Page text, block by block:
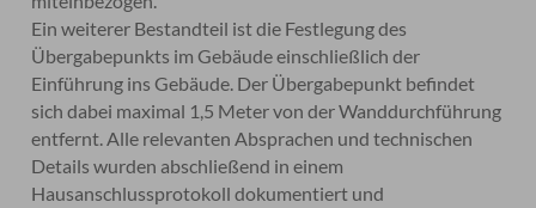
Ein weiterer Bestandteil ist die Festlegung des
Übergabepunkts im Gebäude einschließlich der
Einführung ins Gebäude. Der Übergabepunkt befindet
sich dabei maximal 1,5 Meter von der Wanddurchführung
entfernt. Alle relevanten Absprachen und technischen
Details wurden abschließend in einem
Hausanschlussprotokoll dokumentiert und